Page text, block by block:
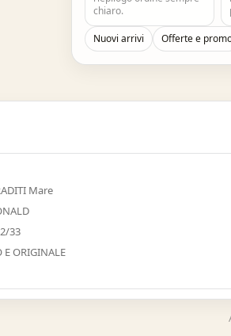
chiaro.
Nuovi arrivi Offerte e
Mare
33
E ORIGINALE